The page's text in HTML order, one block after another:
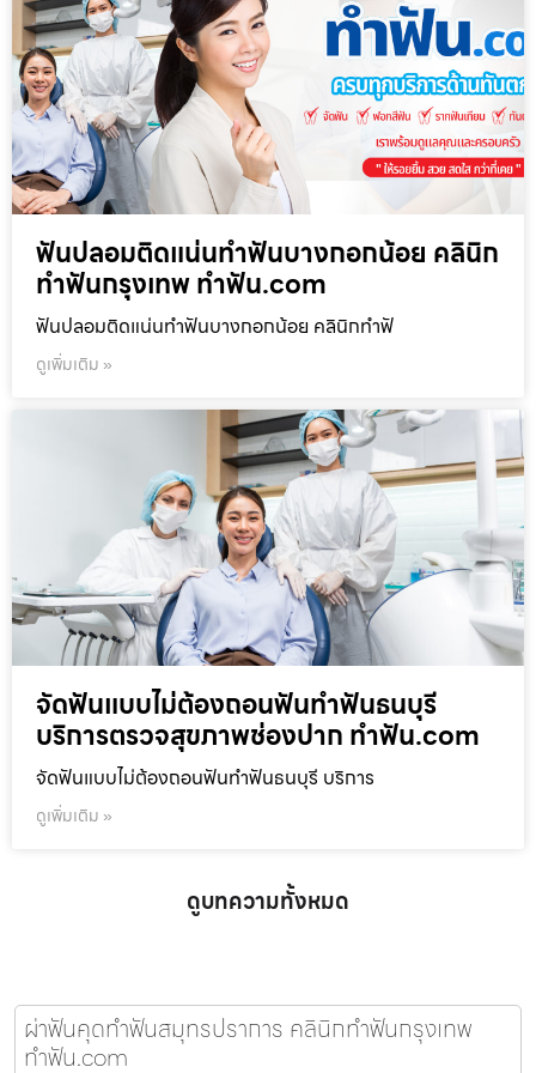
ฟันปลอมติดแน่นทำฟันบางกอกน้อย คลินิก
ทำฟันกรุงเทพ ทำฟัน.com
ฟันปลอมติดแน่นทำฟันบางกอกน้อย คลินิกทำฟั
ดูเพิ่มเติม »
จัดฟันแบบไม่ต้องถอนฟันทำฟันธนบุรี
บริการตรวจสุขภาพช่องปาก ทำฟัน.com
จัดฟันแบบไม่ต้องถอนฟันทำฟันธนบุรี บริการ
ดูเพิ่มเติม »
ดูบทความทั้งหมด
ผ่าฟันคุดทำฟันสมุทรปราการ คลินิกทำฟันกรุงเทพ
ทำฟัน.com